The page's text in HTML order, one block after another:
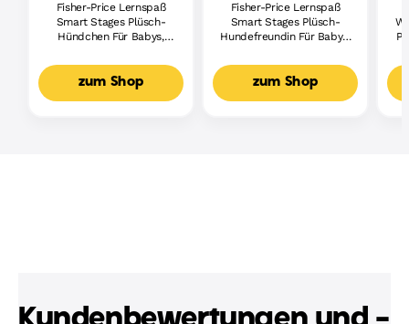
Fisher-Price Lernspaß
Smart Stages Plüsch-
Hündchen Für Babys,
Lernspielzeug,
Mehrsprachige Version
zum Shop
Fisher-Price Lernspaß
Smart Stages Plüsch-
Hundefreundin Für Babys,
Lernspielzeug,
Mehrsprachige Version
zum Shop